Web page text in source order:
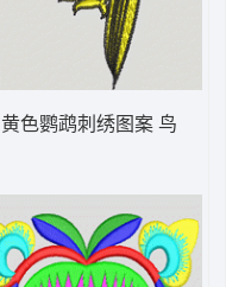
黄色鹦鹉刺绣图案 鸟